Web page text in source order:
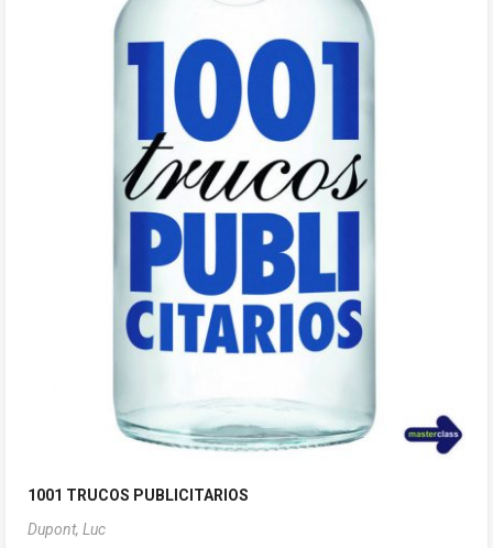
1001 TRUCOS PUBLICITARIOS
Dupont, Luc